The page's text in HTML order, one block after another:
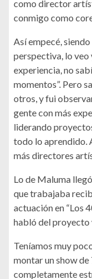
como director
conmigo como
Así empecé,
perspectiva, lo veo
experiencia, no
momentos”. Pero
otros, y fui
gente con más
liderando
todo lo aprendido.
más directores
Lo de Maluma
que trabajaba
actuación en “Los
habló del proyecto
Teníamos muy
montar un show
completamente